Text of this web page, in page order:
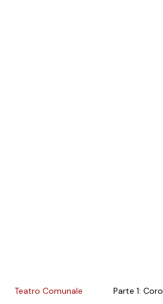
Teatro Comunale Parte 1: Coro